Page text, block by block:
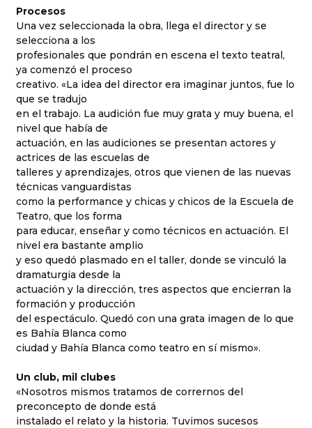
Procesos
Una vez seleccionada la obra, llega el director y se
selecciona a los
profesionales que pondrán en escena el texto teatral,
ya comenzó el proceso
creativo. «La idea del director era imaginar juntos, fue lo
que se tradujo
en el trabajo. La audición fue muy grata y muy buena, el
nivel que había de
actuación, en las audiciones se presentan actores y
actrices de las escuelas de
talleres y aprendizajes, otros que vienen de las nuevas
técnicas vanguardistas
como la performance y chicas y chicos de la Escuela de
Teatro, que los forma
para educar, enseñar y como técnicos en actuación. El
nivel era bastante amplio
y eso quedó plasmado en el taller, donde se vinculó la
dramaturgia desde la
actuación y la dirección, tres aspectos que encierran la
formación y producción
del espectáculo. Quedó con una grata imagen de lo que
es Bahía Blanca como
ciudad y Bahía Blanca como teatro en sí mismo».
Un club, mil clubes
«Nosotros mismos tratamos de corrernos del
preconcepto de donde está
instalado el relato y la historia. Tuvimos sucesos